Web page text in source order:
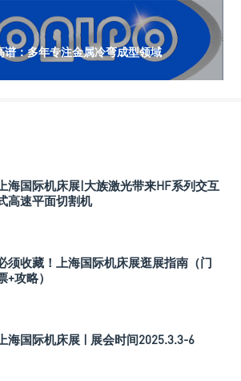
谱：多年专注金属冷弯成型领域
上海国际机床展|大族激光带来HF系列交互
高速平面切割机
须收藏！上海国际机床展逛展指南（门
+攻略）
上海国际机床展 | 展会时间2025.3.3-6